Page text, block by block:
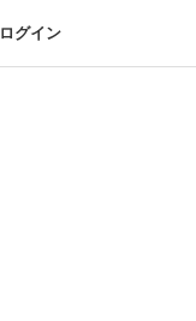
ログイン